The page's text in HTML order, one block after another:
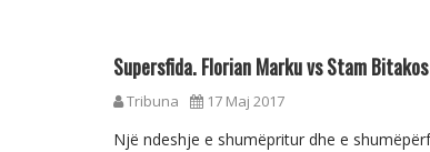
Supersfida. Florian Marku vs Stam
Tribuna 17 Maj 2017
Një ndeshje e shumëpritur dhe e